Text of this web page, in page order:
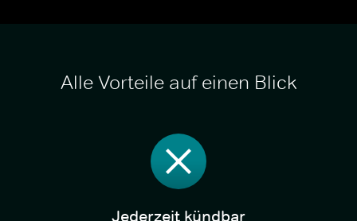
Alle Vorteile auf einen Blick
Jederzeit kündbar